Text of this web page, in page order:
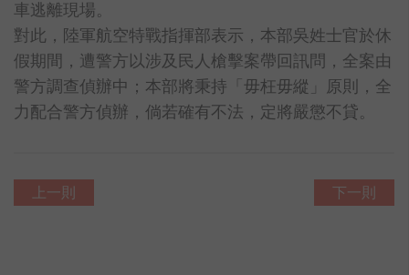
車逃離現場。
對此，陸軍航空特戰指揮部表示，本部吳姓士官於休
假期間，遭警方以涉及民人槍擊案帶回訊問，全案由
警方調查偵辦中；本部將秉持「毋枉毋縱」原則，全
力配合警方偵辦，倘若確有不法，定將嚴懲不貸。
上一則 下一則